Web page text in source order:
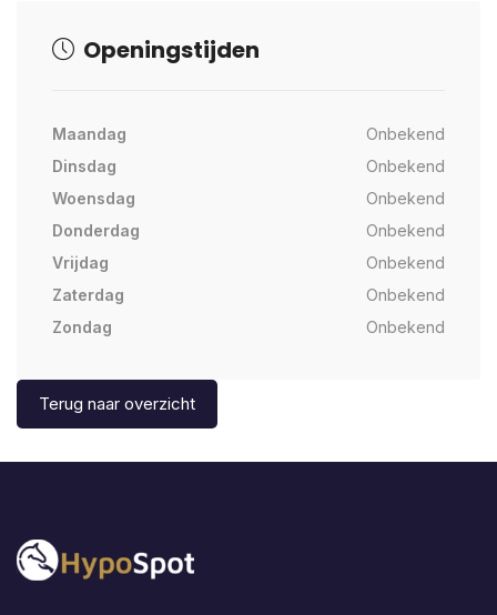
Openingstijden
Maandag
Onbekend
Dinsdag
Onbekend
Woensdag
Onbekend
Donderdag
Onbekend
Vrijdag
Onbekend
Zaterdag
Onbekend
Zondag
Onbekend
Terug naar overzicht